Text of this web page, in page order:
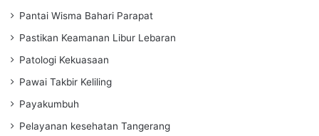
Pantai Wisma Bahari Parapat
Pastikan Keamanan Libur Lebaran
Patologi Kekuasaan
Pawai Takbir Keliling
Payakumbuh
Pelayanan kesehatan Tangerang